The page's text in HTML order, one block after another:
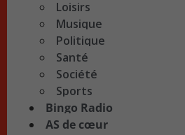
Loisirs
Musique
Politique
Santé
Société
Sports
Bingo Radio
AS de cœur